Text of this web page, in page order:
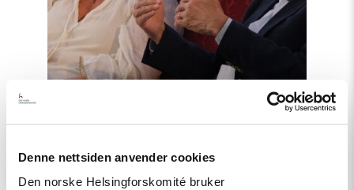
Denne nettsiden anvender cookies
Den norske Helsingforskomité bruker
Nyhet